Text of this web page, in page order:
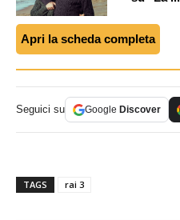
Apri la scheda completa
Seguici su Google Discover
TAGS rai 3